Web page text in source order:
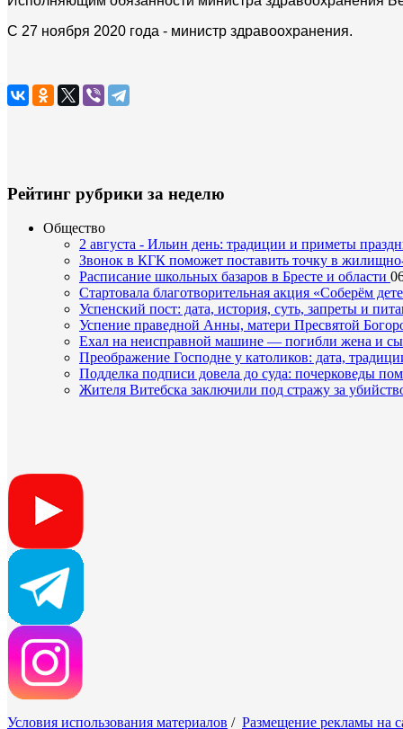
С 27 ноября 2020 года - министр здравоохранения.
Рейтинг рубрики за неделю
Общество
2 августа - Ильин день: традиции и приметы
Звонок в КГК поможет поставить точку в
Расписание школьных базаров в Бресте и области
Стартовала благотворительная акция «Соберём
Успенский пост: дата, история, суть, запреты и
Успение праведной Анны, матери Пресвятой
Ехал на неисправной машине — погибли жена и
Преображение Господне у католиков: дата,
Подделка подписи довела до суда: почерковеды
Жителя Витебска заключили под стражу за
Условия использования материалов / Размещение рекламы на